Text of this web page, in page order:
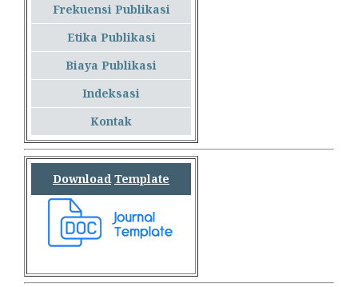
Frekuensi Publikasi
Etika Publikasi
Biaya Publikasi
Indeksasi
Kontak
Download Template